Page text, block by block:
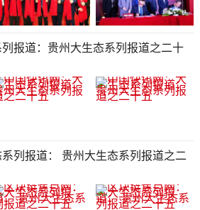
报道：贵州大生态系列报道之二十
列报道： 贵州大生态系列报道之二